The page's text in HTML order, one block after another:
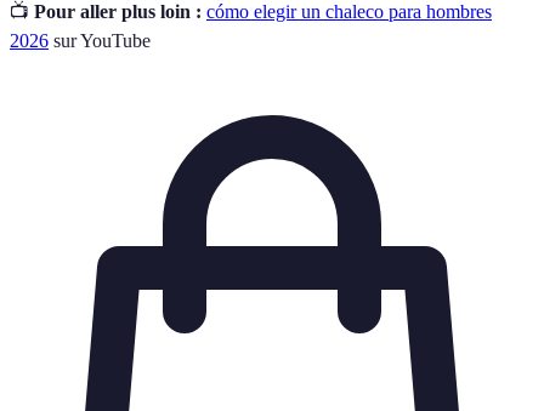
📺 Pour aller plus loin : cómo elegir un chaleco para hombres
2026 sur YouTube